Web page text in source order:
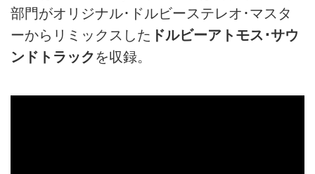
部門がオリジナル･ドルビーステレオ･マスタ
ーからリミックスした ドルビーアトモス･サウ
ンドトラックを収録。